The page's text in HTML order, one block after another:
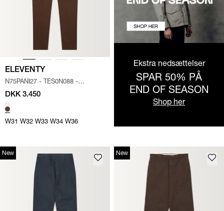
ELEVENTY
N75PANI27 - TES0N088 -
BUKSER / MØRK BRUN
DKK 3.450
W31 W32 W33 W34 W36
Ekstra nedsættelser
SPAR 50% PÅ
END OF SEASON
Shop her
New New